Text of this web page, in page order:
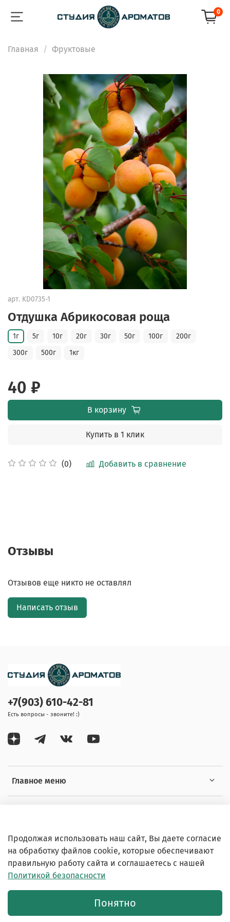
0
Главная Фруктовые
арт. KD0735-1
Отдушка Абрикосовая роща
(0) Добавить в сравнение
1г 5г 10г 20г 30г 50г 100г
200г
300г
500г 1кг
40 ₽
В корзину
Купить в 1 клик
Отзывы
Отзывов еще никто не оставлял
Написать отзыв
Главное меню
+7(903) 610-42-81
Есть вопросы - звоните! :)
© 2020-2026 Любое использование контента без
письменного разрешения запрещено
Продолжая использовать наш сайт, Вы даете согласие
на обработку файлов cookie, которые обеспечивают
правильную работу сайта и соглашаетесь с нашей
Политикой безопасности
Понятно